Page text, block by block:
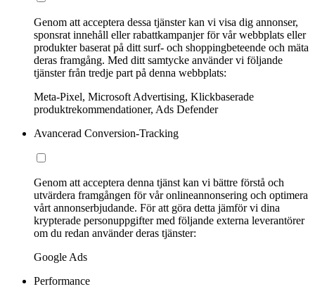
Genom att acceptera dessa tjänster kan vi visa dig annonser,
sponsrat innehåll eller rabattkampanjer för vår webbplats eller
produkter baserat på ditt surf- och shoppingbeteende och mäta
deras framgång. Med ditt samtycke använder vi följande
tjänster från tredje part på denna webbplats:
Meta-Pixel, Microsoft Advertising, Klickbaserade
produktrekommendationer, Ads Defender
Avancerad Conversion-Tracking
Genom att acceptera denna tjänst kan vi bättre förstå och
utvärdera framgången för vår onlineannonsering och optimera
vårt annonserbjudande. För att göra detta jämför vi dina
krypterade personuppgifter med följande externa leverantörer
om du redan använder deras tjänster:
Google Ads
Performance